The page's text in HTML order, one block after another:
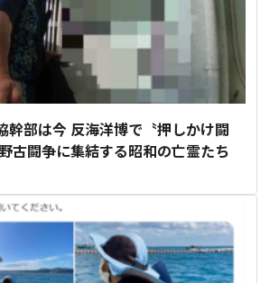
幹部は今 反海洋博で〝押しかけ闘
古闘争に集結する昭和の亡霊たち